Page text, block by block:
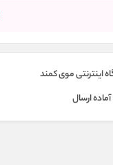
اینترنتی موی کمند
آماده ارسال